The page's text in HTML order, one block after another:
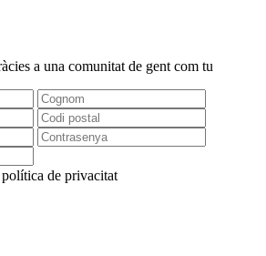
a una comunitat de gent com tu
de privacitat